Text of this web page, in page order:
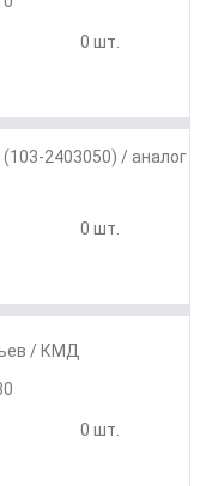
0 шт.
2403050) / аналог
0 шт.
/ КМД
0 шт.